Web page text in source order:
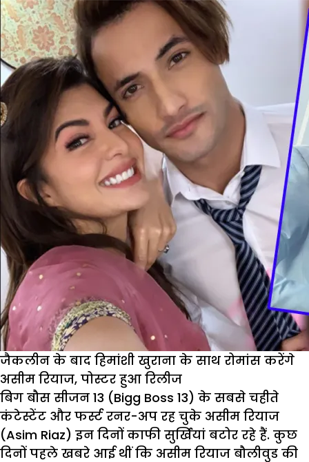
असीम
रियाज
और
हिमांशी
खुराना,
नए
गाने
का
पोस्टर
आउट
जैकलीन के बाद हिमांशी खुराना के साथ रोमांस करेंगे
असीम रियाज, पोस्टर हुआ रिलीज
बिग बौस सीजन 13 (Bigg Boss 13) के सबसे चहीते
कंटेस्टेंट और फर्स्ट रनर-अप रह चुके असीम रियाज
(Asim Riaz) इन दिनों काफी सुर्खियां बटोर रहे हैं. कुछ
दिनों पहले खबरे आई थीं कि असीम रियाज बौलीवुड की